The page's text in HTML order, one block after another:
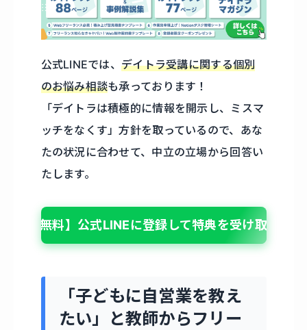
公式LINEでは、デイトラ受講に関する個別
のお悩み相談も承っております！
「デイトラは積極的に情報を開示し、ミスマ
ッチをなくす」方針を取っているので、あな
たの状況に合わせて、中立の立場から回答い
たします。
【無料】公式LINEに登録して特典を受け取る
「子どもに自営業を教え
たい」と教師からフリー